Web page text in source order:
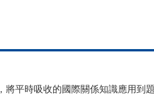
，將平時吸收的國際關係知識應用到題